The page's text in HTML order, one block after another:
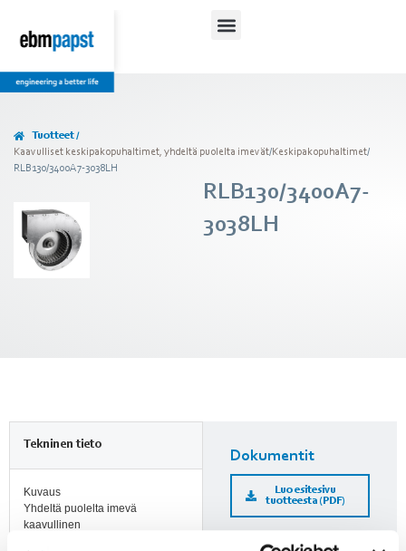
Tuotteet /
Kaavulliset keskipakopuhaltimet, yhdeltä puolelta imevät/Keskipakopuhaltimet/
RLB130/3400A7-3038LH
RLB130/3400A7-
3038LH
Tekninen tieto
Kuvaus
Yhdeltä puolelta imevä
kaavullinen
Dokumentit
Luo esitesivu
tuotteesta (PDF)